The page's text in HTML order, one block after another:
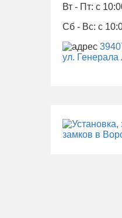
Вт - Пт: с
Сб - Вс: с
ул.